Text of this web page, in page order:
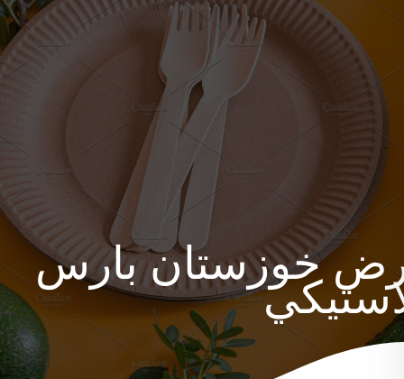
خوزستان بارس